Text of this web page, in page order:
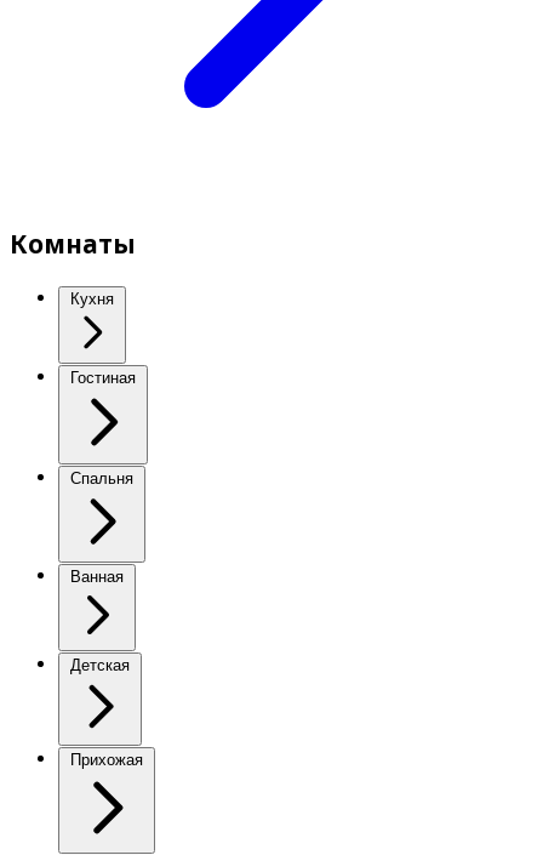
Комнаты
Кухня
Гостиная
Спальня
Ванная
Детская
Прихожая